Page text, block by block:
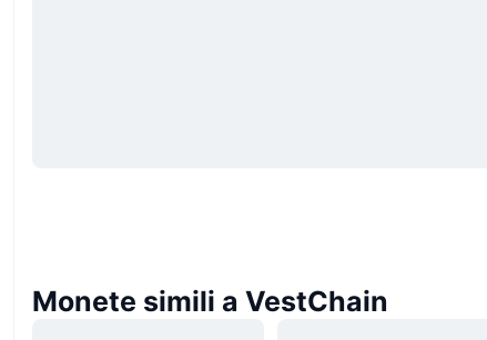
Monete simili a VestChain